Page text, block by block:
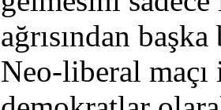
ağrısından
Neo-liberal